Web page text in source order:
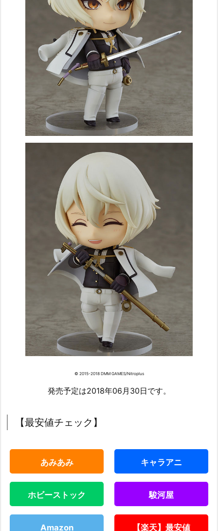
© 2015-2018 DMM GAMES/Nitroplus
発売予定は2018年06月30日です。
【最安値チェック】
あみあみ キャラアニ
ホビーストック 駿河屋
Amazon 【楽天】最安値